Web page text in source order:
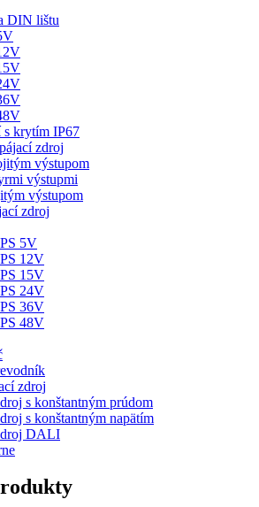
DIN lištu
s krytím IP67
zdroj
výstupom
výstupmi
výstupom
zdroj
5V
12V
15V
24V
36V
48V
zdroj
s konštantným prúdom
s konštantným napätím
DALI